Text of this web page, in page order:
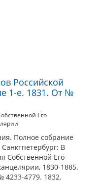
Российской
1-е. 1831. От №
Его
Полное собрание
В
Собственной Его
1830-1885.
4233-4779. 1832.